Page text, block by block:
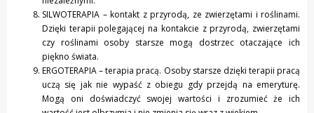
SILWOTERAPIA – kontakt z przyrodą, ze zwierzętami i roślinami.
Dzięki terapii polegającej na kontakcie z przyrodą, zwierzętami
czy roślinami osoby starsze mogą dostrzec otaczające ich
piękno świata.
ERGOTERAPIA – terapia pracą. Osoby starsze dzięki terapii pracą
uczą się jak nie wypaść z obiegu gdy przejdą na emeryturę.
Mogą oni doświadczyć swojej wartości i zrozumieć że ich